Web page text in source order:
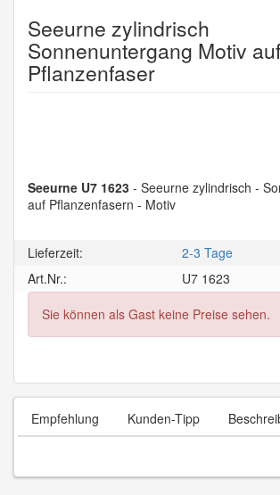
Seeurne zylindrisch
Sonnenuntergang Motiv auf
Pflanzenfaser
Seeurne U7 1623 - Seeurne zylindrisch -
auf Pflanzenfasern - Motiv
Lieferzeit:
2-3 Tage
Art.Nr.:
U7 1623
Sie können als Gast keine Preise sehen.
Empfehlung Kunden-Tipp